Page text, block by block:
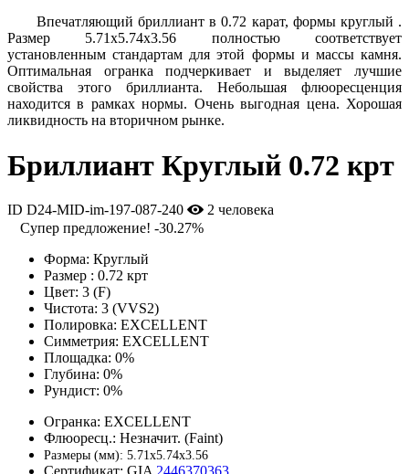
Впечатляющий бриллиант в 0.72 карат, формы круглый .
Размер 5.71x5.74x3.56 полностью соответствует
установленным стандартам для этой формы и массы камня.
Оптимальная огранка подчеркивает и выделяет лучшие
свойства этого бриллианта. Небольшая флюоресценция
находится в рамках нормы. Очень выгодная цена. Хорошая
ликвидность на вторичном рынке.
Бриллиант Круглый 0.72 крт
ID D24-MID-im-197-087-240
2 человека
Супер предложение! -30.27%
Форма: Круглый
Размер : 0.72 крт
Цвет: 3 (F)
Чистота: 3 (VVS2)
Полировка: EXCELLENT
Симметрия: EXCELLENT
Площадка: 0%
Глубина: 0%
Рундист: 0%
Огранка: EXCELLENT
Флюоресц.: Незначит. (Faint)
Размеры (мм): 5.71x5.74x3.56